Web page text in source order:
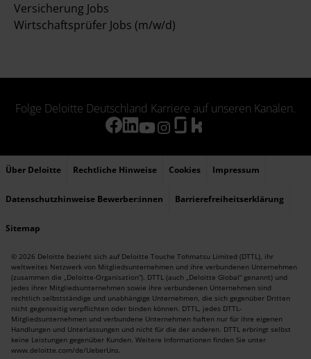
Versicherung Jobs
Wirtschaftsprüfer Jobs (m/w/d)
Folge Deloitte Deutschland Karriere auf unseren Kanälen.
Über Deloitte Rechtliche Hinweise Cookies Impressum
Datenschutzhinweise Bewerber:innen Barrierefreiheitserklärung
Sitemap
© 2026 Deloitte bezieht sich auf Deloitte Touche Tohmatsu Limited (DTTL), ihr
weltweites Netzwerk von Mitgliedsunternehmen und ihre verbundenen Unternehmen
(zusammen die „Deloitte-Organisation“). DTTL (auch „Deloitte Global“ genannt) und
jedes ihrer Mitgliedsunternehmen sowie ihre verbundenen Unternehmen sind
rechtlich selbstständige und unabhängige Unternehmen, die sich gegenüber Dritten
nicht gegenseitig verpflichten oder binden können. DTTL, jedes DTTL-
Mitgliedsunternehmen und verbundene Unternehmen haften nur für ihre eigenen
Handlungen und Unterlassungen und nicht für die der anderen. DTTL erbringt selbst
keine Leistungen gegenüber Kunden. Weitere Informationen finden Sie unter
www.deloitte.com/de/UeberUns.